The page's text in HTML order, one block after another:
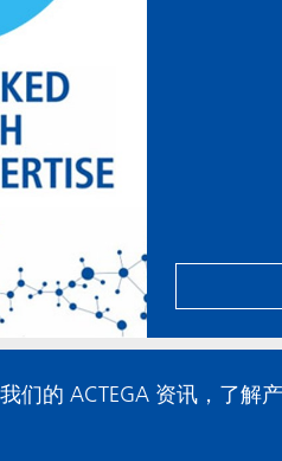
们的 ACTEGA 资讯，了解